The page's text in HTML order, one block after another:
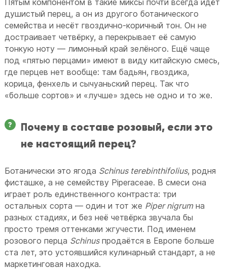
Пятым компонентом в такие миксы почти всегда идёт
душистый перец, а он из другого ботанического
семейства и несёт гвоздично-коричный тон. Он не
достраивает четвёрку, а перекрывает её самую
тонкую ноту — лимонный край зелёного. Ещё чаще
под «пятью перцами» имеют в виду китайскую смесь,
где перцев нет вообще: там бадьян, гвоздика,
корица, фенхель и сычуаньский перец. Так что
«больше сортов» и «лучше» здесь не одно и то же.
Почему в составе розовый, если это
не настоящий перец?
Ботанически это ягода Schinus terebinthifolius, родня
фисташке, а не семейству Piperaceae. В смеси она
играет роль единственного контраста: три
остальных сорта — один и тот же Piper nigrumна
разных стадиях, и без неё четвёрка звучала бы
просто тремя оттенками жгучести. Под именем
розового перца Schinusпродаётся в Европе больше
ста лет, это устоявшийся кулинарный стандарт, а не
маркетинговая находка.